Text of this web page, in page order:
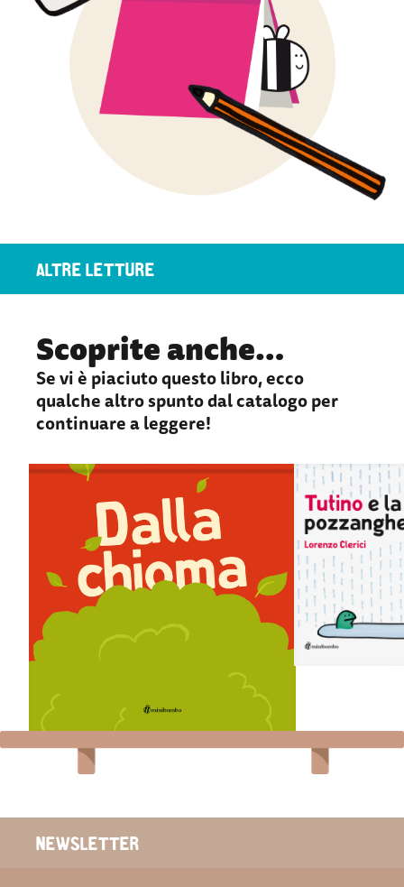
Scoprite anche…
Se vi è piaciuto questo libro, ecco
qualche altro spunto dal catalogo per
continuare a leggere!
Dalla chioma
Paolo Chiarinotti, Silvia
Borando, Chiara Vignocchi
Un albero alto e maestoso. Una bella
castagna che spunta tra le foglie. Un topo da
terra pregusta già il suo pranzetto. Non gli
resta che agitare la pianta per conquistare il
Tutino
Lorenzo
… Che
Tutino oggi
da anatroccolo:
di sguazzare e
d’acqua!
ALTRE LETTURE
NEWSLETTER